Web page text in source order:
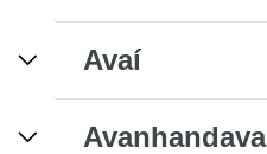
Avaí
Avanhandava